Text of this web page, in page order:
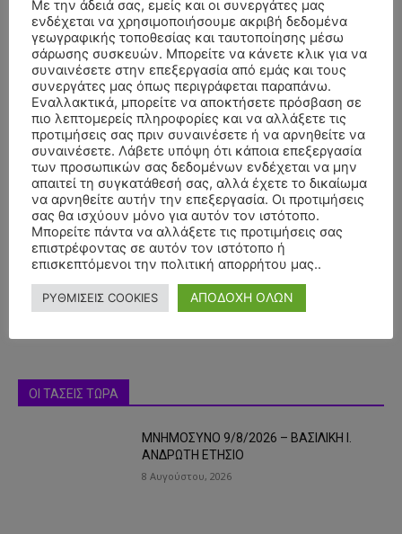
- Advertisment -
ΟΙ ΤΑΣΕΙΣ ΤΩΡΑ
ΜΝΗΜΟΣΥΝΟ 9/8/2026 – ΒΑΣΙΛΙΚΗ Ι.
ΑΝΔΡΩΤΗ ΕΤΗΣΙΟ
8 Αυγούστου, 2026
Με την άδειά σας, εμείς και οι συνεργάτες μας
ενδέχεται να χρησιμοποιήσουμε ακριβή δεδομένα
γεωγραφικής τοποθεσίας και ταυτοποίησης μέσω
σάρωσης συσκευών. Μπορείτε να κάνετε κλικ για να
συναινέσετε στην επεξεργασία από εμάς και τους
συνεργάτες μας όπως περιγράφεται παραπάνω.
Εναλλακτικά, μπορείτε να αποκτήσετε πρόσβαση σε
πιο λεπτομερείς πληροφορίες και να αλλάξετε τις
προτιμήσεις σας πριν συναινέσετε ή να αρνηθείτε να
συναινέσετε. Λάβετε υπόψη ότι κάποια επεξεργασία
των προσωπικών σας δεδομένων ενδέχεται να μην
απαιτεί τη συγκατάθεσή σας, αλλά έχετε το δικαίωμα
να αρνηθείτε αυτήν την επεξεργασία. Οι προτιμήσεις
σας θα ισχύουν μόνο για αυτόν τον ιστότοπο.
Μπορείτε πάντα να αλλάξετε τις προτιμήσεις σας
επιστρέφοντας σε αυτόν τον ιστότοπο ή
επισκεπτόμενοι την πολιτική απορρήτου μας..
ΡΥΘΜΙΣΕΙΣ COOKIES ΑΠΟΔΟΧΗ ΟΛΩΝ